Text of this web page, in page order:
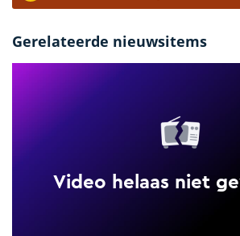
Gerelateerde nieuwsitems